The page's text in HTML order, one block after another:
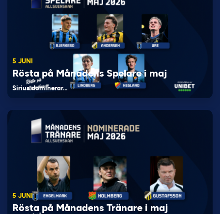
5 JUNI
Rösta på Månadens Spelare i maj
Sirius dominerar…
5 JUNI
Rösta på Månadens Tränare i maj